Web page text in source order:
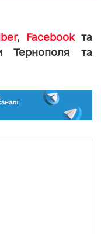
, Facebookта
Тернополя та